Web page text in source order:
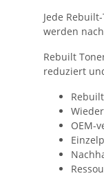
Jede
werden
Rebuilt
reduziert
OEM-